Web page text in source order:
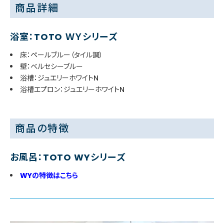
商品詳細
浴室：TOTO ＷＹシリーズ
床：ペールブルー（タイル調）
壁：ベルセシーブルー
浴槽：ジュエリーホワイトN
浴槽エプロン：ジュエリーホワイトN
商品の特徴
お風呂：TOTO WYシリーズ
WYの特徴はこちら